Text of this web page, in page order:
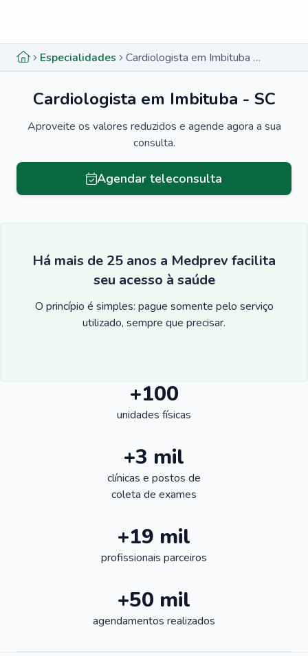
Especialidades Cardiologista em Imbituba - SC
Cardiologista em Imbituba - SC
Aproveite os valores reduzidos e agende agora a sua
consulta.
Agendar teleconsulta
Há mais de 25 anos a Medprev facilita
seu acesso à saúde
O princípio é simples: pague somente pelo serviço
utilizado, sempre que precisar.
+100
unidades físicas
+3 mil
clínicas e postos de
coleta de exames
+19 mil
profissionais parceiros
+50 mil
agendamentos realizados